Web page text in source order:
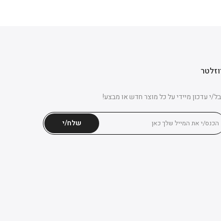
י עדכון מיידי על כל מוצר חדש או מבצע!
שלח/י